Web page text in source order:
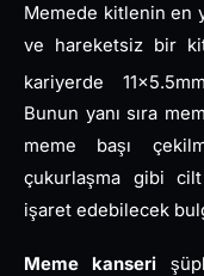
Memede kitlenin en
ve hareketsiz bir
kariyerde
Bunun yanı sıra
meme başı
çukurlaşma gibi
işaret edebilecek
Meme kanseri